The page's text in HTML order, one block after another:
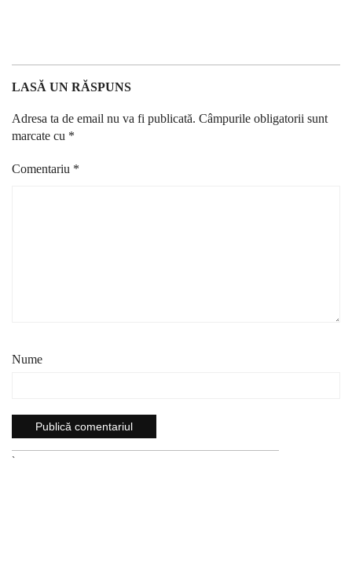
LASĂ UN RĂSPUNS
Adresa ta de email nu va fi publicată. Câmpurile obligatorii sunt
marcate cu *
Comentariu *
Nume
`